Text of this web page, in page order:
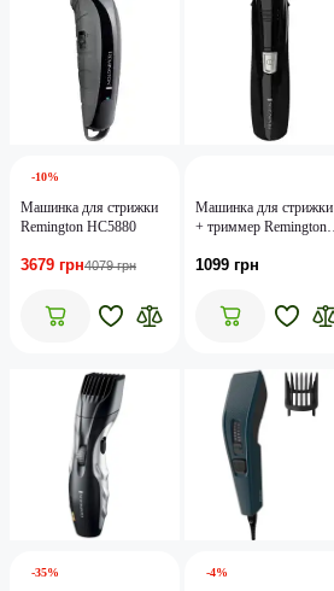
-10%
Машинка для стрижки
Remington HC5880
3679 грн4079 грн
Машинка для стрижки
+ триммер Remington
1099 грн
-35% -4%